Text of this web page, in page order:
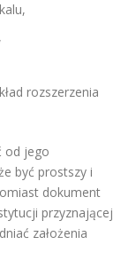
rozszerzenia
od jego
być prostszy i
dokument
przyznającej
założenia